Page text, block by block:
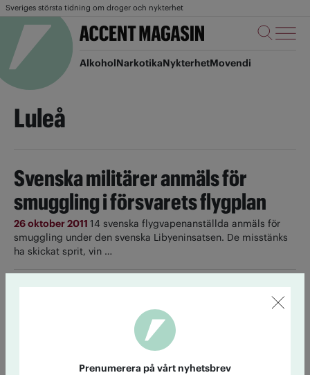
Sveriges största tidning om droger och nykterhet
AlkoholNarkotikaNykterhetMovendi
Luleå
Svenska militärer anmäls för
smuggling i försvarets flygplan
26 oktober 2011 14 svenska flygvapenanställda anmäls för
smuggling under den svenska Libyeninsatsen. De misstänks
ha skickat sprit, vin …
5 föreningar om sina nya medlemmar
Vi snackade med fem lokalföreningar för att höra
hur de tar emot nya medlemmar. Hur gör föreningarna för att
de nya medlemmarna ska känna sig välkomna och engagera
Prenumerera på vårt nyhetsbrev